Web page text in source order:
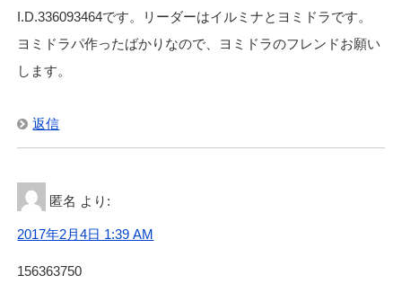
I.D.336093464です。リーダーはイルミナとヨミドラです。
ヨミドラパ作ったばかりなので、ヨミドラのフレンドお願い
します。
返信
匿名 より:
2017年2月4日 1:39 AM
156363750